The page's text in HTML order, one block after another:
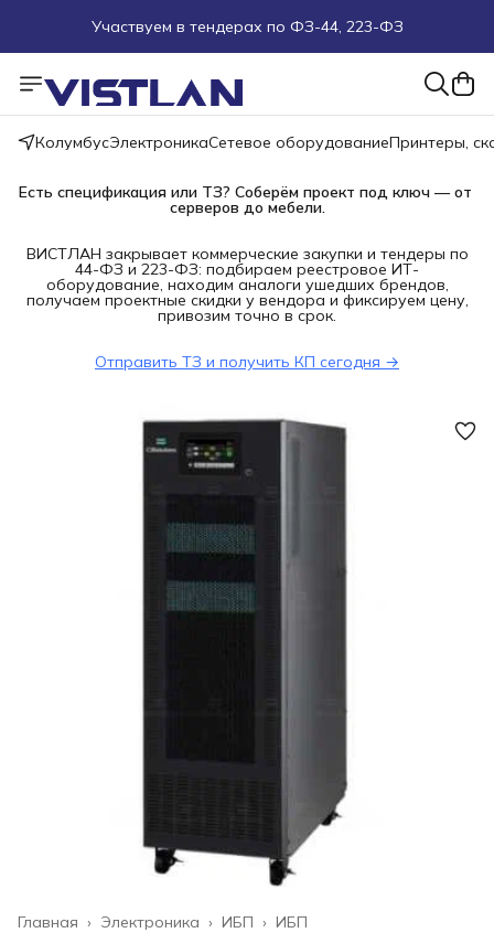
Участвуем в тендерах по ФЗ-44, 223-ФЗ
Поможем подобрать оборудование под ТЗ
Пришлите запрос на e-mail или в чат
КолумбусЭлектроникаСетевое оборудованиеПринтеры,
Есть спецификация или ТЗ? Соберём проект под ключ — от
серверов до мебели.
ВИСТЛАН закрывает коммерческие закупки и тендеры по
44-ФЗ и 223-ФЗ: подбираем реестровое ИТ-
оборудование, находим аналоги ушедших брендов,
получаем проектные скидки у вендора и фиксируем цену,
привозим точно в срок.
Отправить ТЗ и получить КП сегодня →
ИБП
ИБП ›
Электроника ›
Главная ›